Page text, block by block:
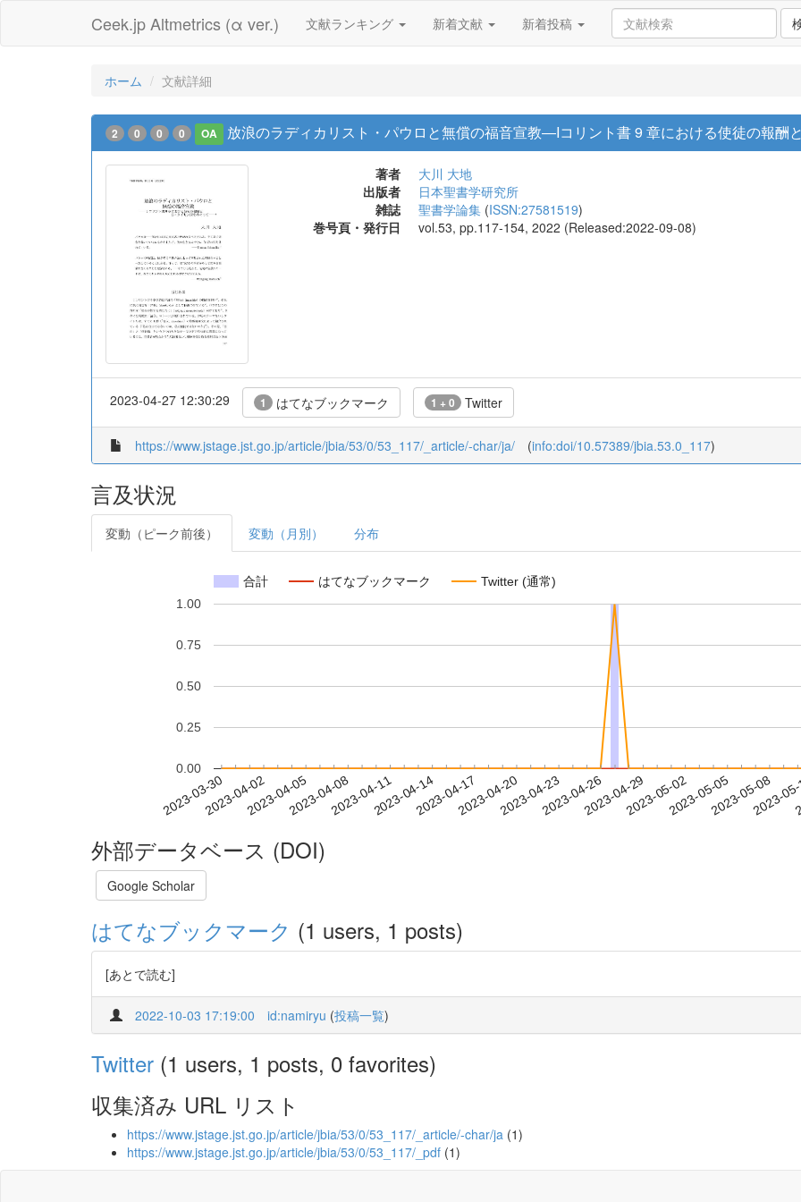
Ceek.jp Altmetrics (α ver.) 文献ランキング 新着文献 新着投稿
ホーム 文献詳細
2 0 0 0 OA 放浪のラディカリスト・パウロと無償の福音宣教―Iコリント書 9 章における使徒の報酬
著者
大川 大地
出版者
日本聖書学研究所
雑誌
聖書学論集 (ISSN:27581519)
巻号頁・発行日
vol.53, pp.117-154, 2022 (Released:2022-09-08)
2023-04-27 12:30:29 1 はてなブックマーク 1 + 0 Twitter
https://www.jstage.jst.go.jp/article/jbia/53/0/53_117/_article/-char/ja/ (info:doi/10.57389/jbia.53.0_117)
言及状況
変動（ピーク前後） 変動（月別） 分布
合計 はてなブックマーク Twitter (通常)
2023-03-302023-04-022023-04-052023-04-082023-04-112023-04-142023-04-172023-04-202023-04-232023-04-262023-04-292023-05-022023-05-052023-05-08
2023-
0.00
0.25
0.50
0.75
1.00
外部データベース (DOI)
Google Scholar
はてなブックマーク (1 users, 1 posts)
[あとで読む]
2022-10-03 17:19:00 id:namiryu (投稿一覧)
Twitter (1 users, 1 posts, 0 favorites)
収集済み URL リスト
https://www.jstage.jst.go.jp/article/jbia/53/0/53_117/_article/-char/ja (1)
https://www.jstage.jst.go.jp/article/jbia/53/0/53_117/_pdf (1)